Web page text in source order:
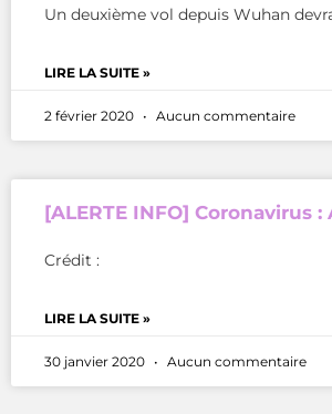
Un deuxième vol depuis Wuhan
LIRE LA SUITE »
2 février 2020 Aucun commentaire
[ALERTE INFO] Coronavirus
Crédit :
LIRE LA SUITE »
30 janvier 2020 Aucun commentaire